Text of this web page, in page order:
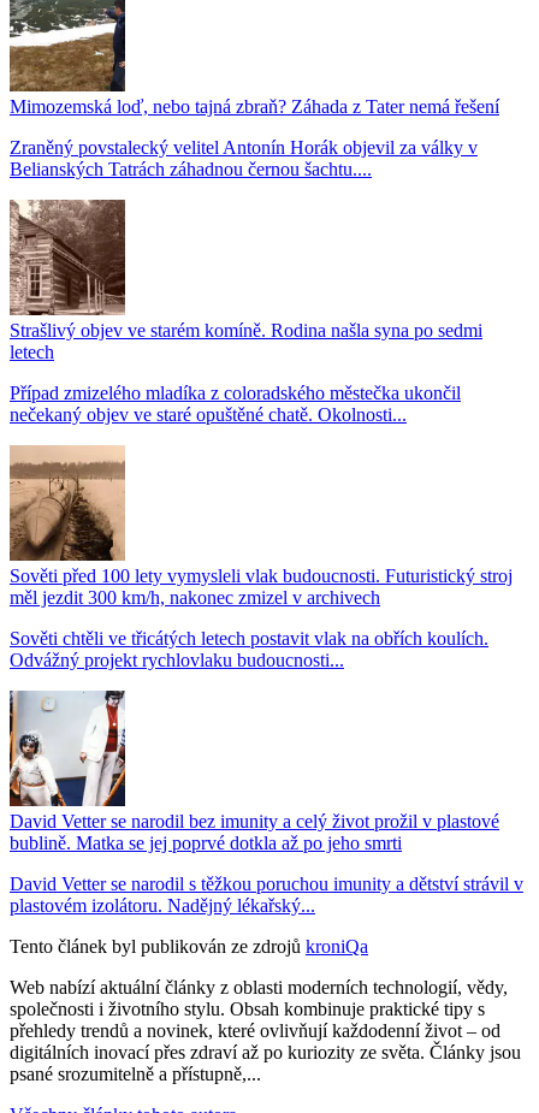
Mimozemská loď, nebo tajná zbraň? Záhada z Tater nemá řešení
Zraněný povstalecký velitel Antonín Horák objevil za války v
Belianských Tatrách záhadnou černou šachtu....
Strašlivý objev ve starém komíně. Rodina našla syna po sedmi
letech
Případ zmizelého mladíka z coloradského městečka ukončil
nečekaný objev ve staré opuštěné chatě. Okolnosti...
Sověti před 100 lety vymysleli vlak budoucnosti. Futuristický stroj
měl jezdit 300 km/h, nakonec zmizel v archivech
Sověti chtěli ve třicátých letech postavit vlak na obřích koulích.
Odvážný projekt rychlovlaku budoucnosti...
David Vetter se narodil bez imunity a celý život prožil v plastové
bublině. Matka se jej poprvé dotkla až po jeho smrti
David Vetter se narodil s těžkou poruchou imunity a dětství strávil v
plastovém izolátoru. Nadějný lékařský...
Tento článek byl publikován ze zdrojů kroniQa
Web nabízí aktuální články z oblasti moderních technologií, vědy,
společnosti i životního stylu. Obsah kombinuje praktické tipy s
přehledy trendů a novinek, které ovlivňují každodenní život – od
digitálních inovací přes zdraví až po kuriozity ze světa. Články jsou
psané srozumitelně a přístupně,...